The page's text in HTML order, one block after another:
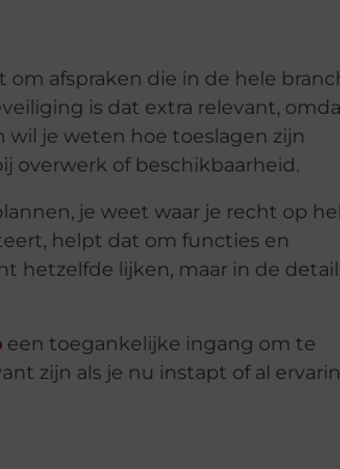
afspraken die in de hele
is dat extra relevant,
je weten hoe toeslagen zijn
overwerk of beschikbaarheid.
je weet waar je recht op
helpt dat om functies en
hetzelfde lijken, maar in de
een toegankelijke ingang om te
zijn als je nu instapt of al